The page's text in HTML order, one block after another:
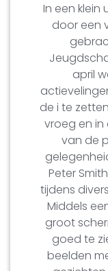
In een klein
door een
april
de i te
vroeg en
van de
Peter
tijdens
Middels
groot
goed te
beelden